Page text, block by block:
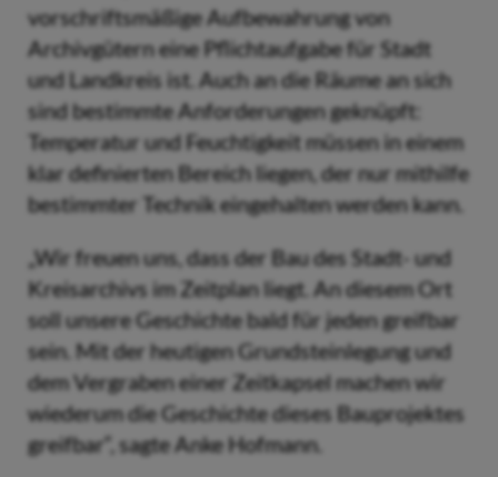
vorschriftsmäßige Aufbewahrung von
Archivgütern eine Pflichtaufgabe für Stadt
und Landkreis ist. Auch an die Räume an sich
sind bestimmte Anforderungen geknüpft:
Temperatur und Feuchtigkeit müssen in einem
klar definierten Bereich liegen, der nur mithilfe
bestimmter Technik eingehalten werden kann.
„Wir freuen uns, dass der Bau des Stadt- und
Kreisarchivs im Zeitplan liegt. An diesem Ort
soll unsere Geschichte bald für jeden greifbar
sein. Mit der heutigen Grundsteinlegung und
dem Vergraben einer Zeitkapsel machen wir
wiederum die Geschichte dieses Bauprojektes
greifbar“, sagte Anke Hofmann.